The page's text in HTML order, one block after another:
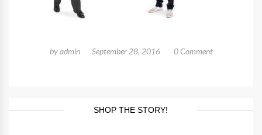
byadmin September 28, 2016 0 Comment
SHOP THE STORY!